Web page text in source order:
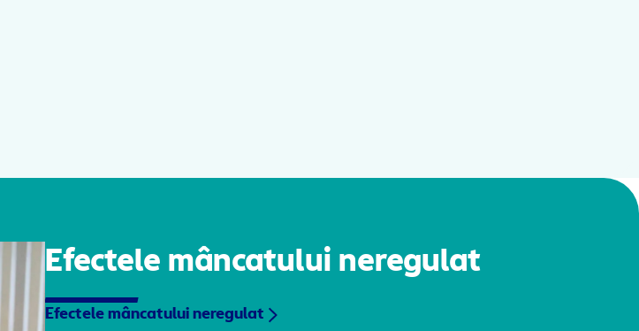
Efectele mâncatului neregulat
Efectele mâncatului neregulat